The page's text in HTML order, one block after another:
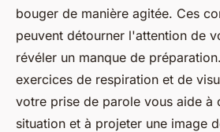
bouger de manière agitée. Ces
peuvent détourner l'attention de
révéler un manque de
exercices de respiration et de
votre prise de parole vous aide à
situation et à projeter une image